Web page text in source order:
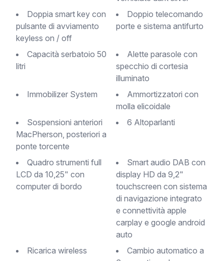
Doppia smart key con
pulsante di avviamento
keyless on / off
Doppio telecomando
porte e sistema antifurto
Capacità serbatoio 50
litri
Alette parasole con
specchio di cortesia
illuminato
Immobilizer System
Ammortizzatori con
molla elicoidale
Sospensioni anteriori
MacPherson, posteriori a
ponte torcente
6 Altoparlanti
Quadro strumenti full
LCD da 10,25" con
computer di bordo
Smart audio DAB con
display HD da 9,2"
touchscreen con sistema
di navigazione integrato
e connettività apple
carplay e google android
auto
Ricarica wireless
Cambio automatico a